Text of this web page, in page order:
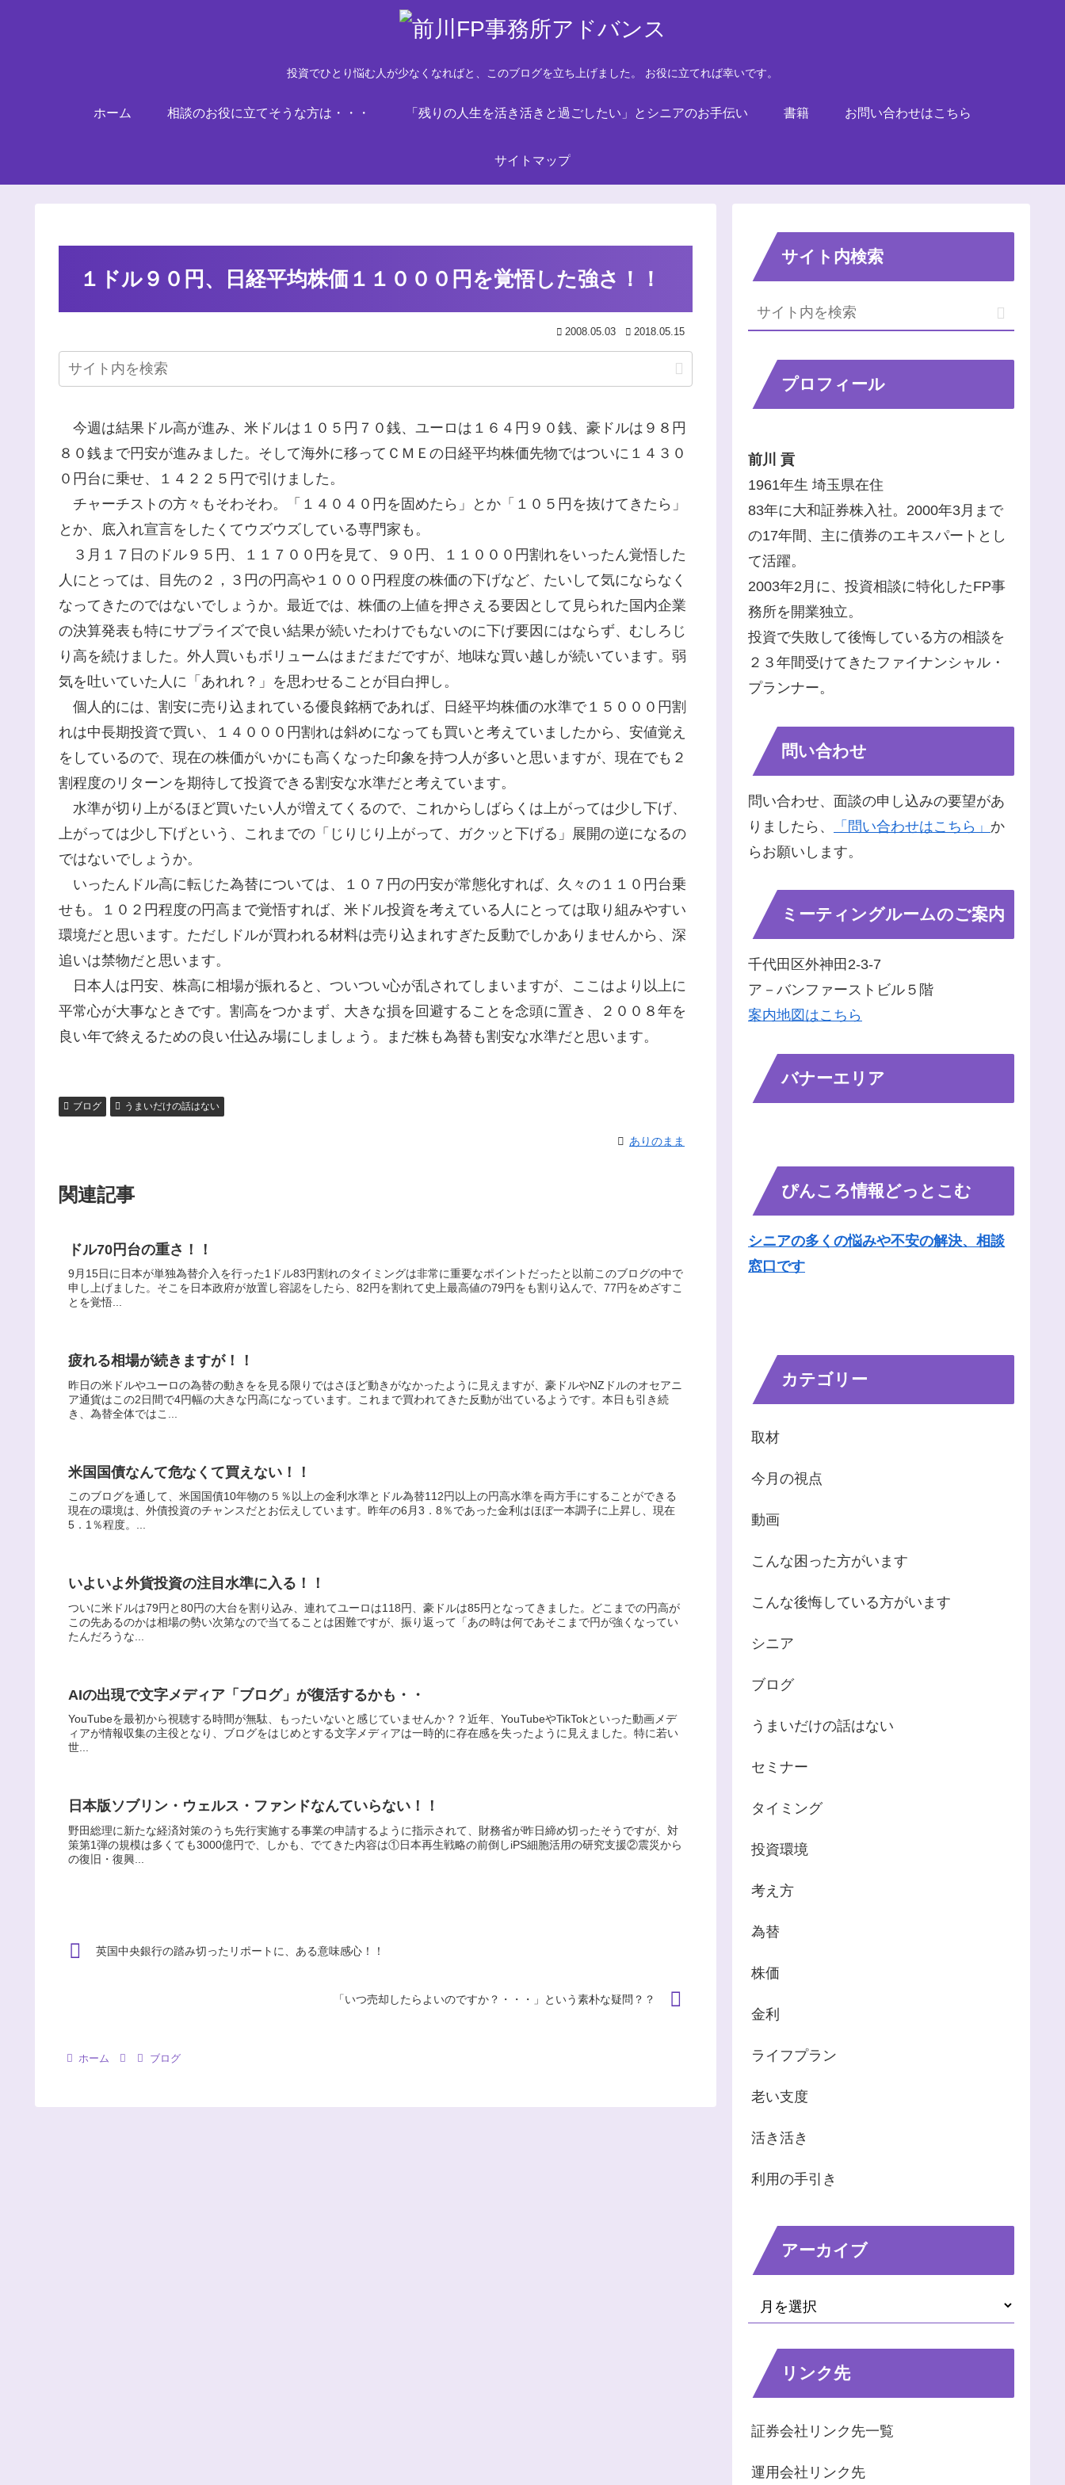
投資でひとり悩む人が少なくなればと、このブログを立ち上げました。 お役に立てれば幸いです。
ホーム 相談のお役に立てそうな方は・・・ 「残りの人生を活き活きと過ごしたい」とシニアのお手伝い 書籍 お問い合わせはこちら
サイトマップ
１ドル９０円、日経平均株価１１０００円を覚悟した強さ！！
2008.05.03 2018.05.15
今週は結果ドル高が進み、米ドルは１０５円７０銭、ユーロは１６４円９０銭、豪ドルは９８円
８０銭まで円安が進みました。そして海外に移ってＣＭＥの日経平均株価先物ではついに１４３０
０円台に乗せ、１４２２５円で引けました。
チャーチストの方々もそわそわ。「１４０４０円を固めたら」とか「１０５円を抜けてきたら」
とか、底入れ宣言をしたくてウズウズしている専門家も。
３月１７日のドル９５円、１１７００円を見て、９０円、１１０００円割れをいったん覚悟した
人にとっては、目先の２，３円の円高や１０００円程度の株価の下げなど、たいして気にならなく
なってきたのではないでしょうか。最近では、株価の上値を押さえる要因として見られた国内企業
の決算発表も特にサプライズで良い結果が続いたわけでもないのに下げ要因にはならず、むしろじ
り高を続けました。外人買いもボリュームはまだまだですが、地味な買い越しが続いています。弱
気を吐いていた人に「あれれ？」を思わせることが目白押し。
個人的には、割安に売り込まれている優良銘柄であれば、日経平均株価の水準で１５０００円割
れは中長期投資で買い、１４０００円割れは斜めになっても買いと考えていましたから、安値覚え
をしているので、現在の株価がいかにも高くなった印象を持つ人が多いと思いますが、現在でも２
割程度のリターンを期待して投資できる割安な水準だと考えています。
水準が切り上がるほど買いたい人が増えてくるので、これからしばらくは上がっては少し下げ、
上がっては少し下げという、これまでの「じりじり上がって、ガクッと下げる」展開の逆になるの
ではないでしょうか。
いったんドル高に転じた為替については、１０７円の円安が常態化すれば、久々の１１０円台乗
せも。１０２円程度の円高まで覚悟すれば、米ドル投資を考えている人にとっては取り組みやすい
環境だと思います。ただしドルが買われる材料は売り込まれすぎた反動でしかありませんから、深
追いは禁物だと思います。
日本人は円安、株高に相場が振れると、ついつい心が乱されてしまいますが、ここはより以上に
平常心が大事なときです。割高をつかまず、大きな損を回避することを念頭に置き、２００８年を
良い年で終えるための良い仕込み場にしましょう。まだ株も為替も割安な水準だと思います。
ブログ うまいだけの話はない
ありのまま
関連記事
ドル70円台の重さ！！
9月15日に日本が単独為替介入を行った1ドル83円割れのタイミングは非常に重要なポイントだったと以前このブログの中で
申し上げました。そこを日本政府が放置し容認をしたら、82円を割れて史上最高値の79円をも割り込んで、77円をめざすこ
とを覚悟...
疲れる相場が続きますが！！
昨日の米ドルやユーロの為替の動きをを見る限りではさほど動きがなかったように見えますが、豪ドルやNZドルのオセアニ
ア通貨はこの2日間で4円幅の大きな円高になっています。これまで買われてきた反動が出ているようです。本日も引き続
き、為替全体ではこ...
米国国債なんて危なくて買えない！！
このブログを通して、米国国債10年物の５％以上の金利水準とドル為替112円以上の円高水準を両方手にすることができる
現在の環境は、外債投資のチャンスだとお伝えしています。昨年の6月3．8％であった金利はほぼ一本調子に上昇し、現在
5．1％程度。...
いよいよ外貨投資の注目水準に入る！！
ついに米ドルは79円と80円の大台を割り込み、連れてユーロは118円、豪ドルは85円となってきました。どこまでの円高が
この先あるのかは相場の勢い次第なので当てることは困難ですが、振り返って「あの時は何であそこまで円が強くなってい
たんだろうな...
AIの出現で文字メディア「ブログ」が復活するかも・・
YouTubeを最初から視聴する時間が無駄、もったいないと感じていませんか？？近年、YouTubeやTikTokといった動画メデ
ィアが情報収集の主役となり、ブログをはじめとする文字メディアは一時的に存在感を失ったように見えました。特に若い
世...
日本版ソブリン・ウェルス・ファンドなんていらない！！
野田総理に新たな経済対策のうち先行実施する事業の申請するように指示されて、財務省が昨日締め切ったそうですが、対
策第1弾の規模は多くても3000億円で、しかも、でてきた内容は①日本再生戦略の前倒しiPS細胞活用の研究支援②震災から
の復旧・復興...
英国中央銀行の踏み切ったリポートに、ある意味感心！！
「いつ売却したらよいのですか？・・・」という素朴な疑問？？
ホーム ブログ
サイト内検索
プロフィール
前川 貢
1961年生 埼玉県在住
83年に大和証券株入社。2000年3月まで
の17年間、主に債券のエキスパートとし
て活躍。
2003年2月に、投資相談に特化したFP事
務所を開業独立。
投資で失敗して後悔している方の相談を
２３年間受けてきたファイナンシャル・
プランナー。
問い合わせ
問い合わせ、面談の申し込みの要望があ
りましたら、
「問い合わせはこちら」 か
らお願いします。
ミーティングルームのご案内
千代田区外神田2-3-7
ア－バンファーストビル５階
案内地図はこちら
バナーエリア
ぴんころ情報どっとこむ
シニアの多くの悩みや不安の解決、相談
窓口です
カテゴリー
取材
今月の視点
動画
こんな困った方がいます
こんな後悔している方がいます
シニア
ブログ
うまいだけの話はない
セミナー
タイミング
投資環境
考え方
為替
株価
金利
ライフプラン
老い支度
活き活き
利用の手引き
アーカイブ
リンク先
証券会社リンク先一覧
運用会社リンク先